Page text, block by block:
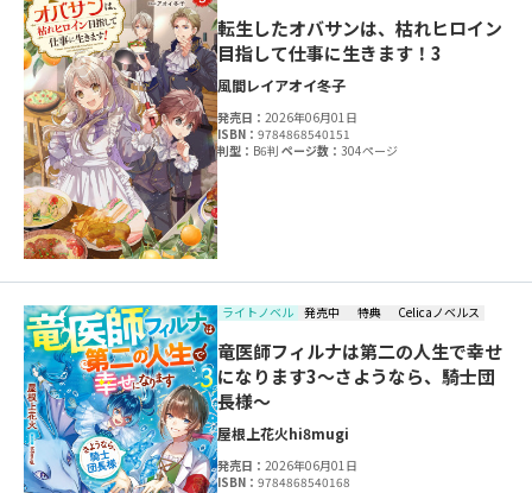
転生したオバサンは、枯れヒロイン
目指して仕事に生きます！3
風間レイアオイ冬子
発売日：2026年06月01日
ISBN：9784868540151
判型： B6判ページ数：304ページ
ライトノベル 発売中 特典 Celicaノベルス
竜医師フィルナは第二の人生で幸せ
になります3～さようなら、騎士団
長様～
屋根上花火hi8mugi
発売日：2026年06月01日
ISBN：9784868540168